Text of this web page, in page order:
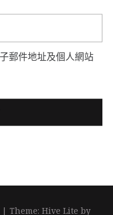
郵件地址及個人網站
|Theme: Hive Lite by